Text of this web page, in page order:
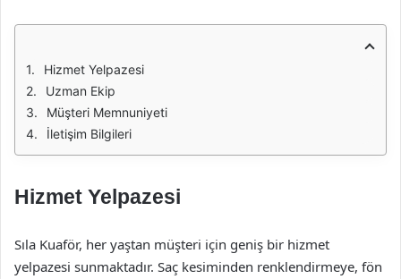
Hizmet Yelpazesi
Uzman Ekip
Müşteri Memnuniyeti
İletişim Bilgileri
Hizmet Yelpazesi
Sıla Kuaför, her yaştan müşteri için geniş bir hizmet
yelpazesi sunmaktadır. Saç kesiminden renklendirmeye, fön